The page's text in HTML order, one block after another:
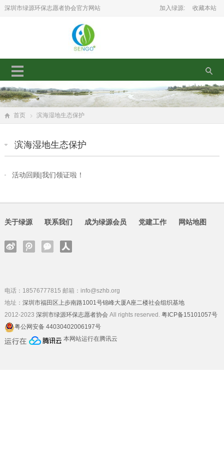
深圳市绿源环保志愿者协会官方网站 加入绿源: 收藏本站
首页 滨海湿地生态保护
滨海湿地生态保护
活动回顾|我们领证啦！
关于绿源 联系我们 成为绿源会员 党建工作 网站地图
电话：18576777815 邮箱：info@szhb.org
地址： 深圳市福田区上步南路1001号锦峰大厦A座二楼社会组织基地
2012-2023 深圳市绿源环保志愿者协会All rights reserved. 粤ICP备15101057号
粤公网安备 44030402006197号
本网站运行在腾讯云